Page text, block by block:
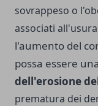
sovrappeso o
associati
l'aumento del
possa essere
dell'erosione
prematura dei